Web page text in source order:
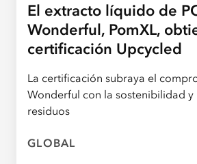
El extracto líquido de
Wonderful, PomXL,
certificación Upcycled
La certificación subraya el
Wonderful con la sostenibilidad
residuos
GLOBAL